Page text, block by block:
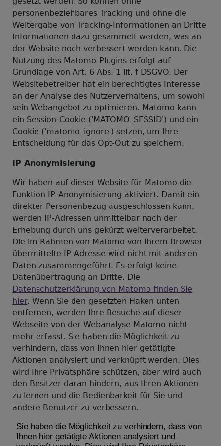
personenbeziehbares Tracking und ohne die
Weitergabe von Tracking-Informationen an Dritte
Informationen dazu gesammelt werden, was an
der Website noch verbessert werden kann. Die
Nutzung des Matomo-Plugins erfolgt auf
Grundlage von Art. 6 Abs. 1 lit. f DSGVO. Der
Websitebetreiber hat ein berechtigtes Interesse
an der Analyse des Nutzerverhaltens, um sowohl
sein Webangebot zu optimieren. Matomo kann
ein Session-Cookie ('MATOMO_SESSID') und ein
Cookie ('matomo_ignore') setzen, um Ihre
Entscheidung für das Opt-Out zu speichern.
IP Anonymisierung
Wir haben auf dieser Website für Matomo die
Funktion IP-Anonymisierung aktiviert. Damit ein
direkter Personenbezug ausgeschlossen kann,
werden IP-Adressen unmittelbar nach der
Erhebung durch uns gekürzt weiterverarbeitet.
Die im Rahmen von Matomo von Ihrem Browser
übermittelte IP-Adresse wird nicht mit anderen
Daten zusammengeführt. Es erfolgt keine
Datenübertragung an Dritte. Die
Datenschutzerklärung von Matomo finden Sie
hier. Wenn Sie den gesetzten Haken unten
entfernen, werden Ihre Besuche auf dieser
Webseite von der Webanalyse Matomo nicht
mehr erfasst. Sie haben die Möglichkeit zu
verhindern, dass von Ihnen hier getätigte
Aktionen analysiert und verknüpft werden. Dies
wird Ihre Privatsphäre schützen, aber wird auch
den Besitzer daran hindern, aus Ihren Aktionen
zu lernen und die Bedienbarkeit für Sie und
andere Benutzer zu verbessern.